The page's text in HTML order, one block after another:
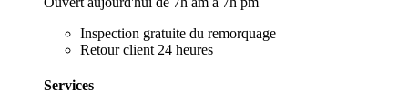
Inspection gratuite du remorquage
Retour client 24 heures
Services